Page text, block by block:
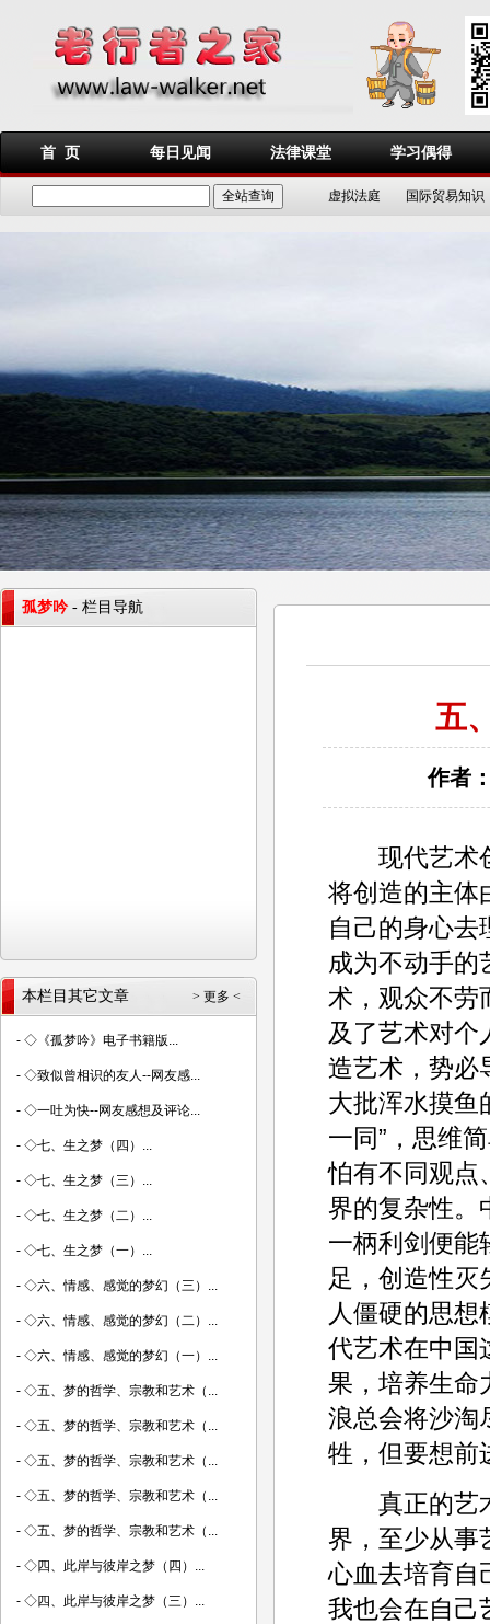
首 页 每日见闻 法律课堂 学习偶得
虚拟法庭 国际贸易知识
五
作者
现代艺术创
将创造的主体
自己的身心去
成为不动手的
术，观众不劳
及了艺术对个
造艺术，势必
大批浑水摸鱼
一同”，思维
怕有不同观点
界的复杂性。
一柄利剑便能
足，创造性灭
人僵硬的思
代艺术在中国
果，培养生命
浪总会将沙淘
牲，但要想前
真正的艺术
界，至少从事
心血去培育自
我也会在自己
孤梦吟- 栏目导航
> 更多 <
本栏目其它文章
- ◇《孤梦吟》电子书籍版...
- ◇致似曾相识的友人--网友感...
- ◇一吐为快--网友感想及评论...
- ◇七、生之梦（四）...
- ◇七、生之梦（三）...
- ◇七、生之梦（二）...
- ◇七、生之梦（一）...
- ◇六、情感、感觉的梦幻（三）...
- ◇六、情感、感觉的梦幻（二）...
- ◇六、情感、感觉的梦幻（一）...
- ◇五、梦的哲学、宗教和艺术（...
- ◇五、梦的哲学、宗教和艺术（...
- ◇五、梦的哲学、宗教和艺术（...
- ◇五、梦的哲学、宗教和艺术（...
- ◇五、梦的哲学、宗教和艺术（...
- ◇四、此岸与彼岸之梦（四）...
- ◇四、此岸与彼岸之梦（三）...